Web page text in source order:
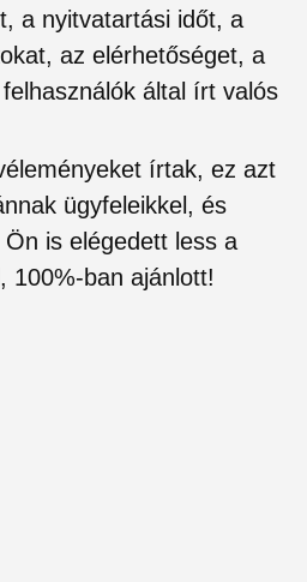
a nyitvatartási időt, a
az elérhetőséget, a
által írt valós
írtak, ez azt
ügyfeleikkel, és
is elégedett less a
100%-ban ajánlott!